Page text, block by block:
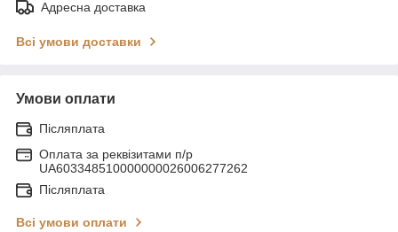
Адресна доставка
Всі умови доставки
Умови оплати
Післяплата
Оплата за реквізитами п/р
UA603348510000000026006277262
Післяплата
Всі умови оплати